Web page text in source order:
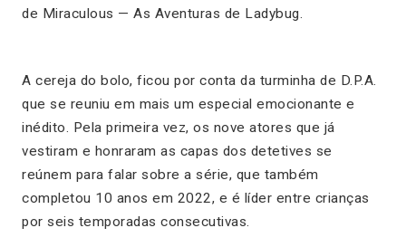
de Miraculous — As Aventuras de Ladybug.
A cereja do bolo, ficou por conta da turminha de D.P.A.
que se reuniu em mais um especial emocionante e
inédito. Pela primeira vez, os nove atores que já
vestiram e honraram as capas dos detetives se
reúnem para falar sobre a série, que também
completou 10 anos em 2022, e é líder entre crianças
por seis temporadas consecutivas.